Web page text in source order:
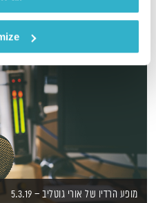
מופע הרדיו של אורי גוטליב – 5.3.19